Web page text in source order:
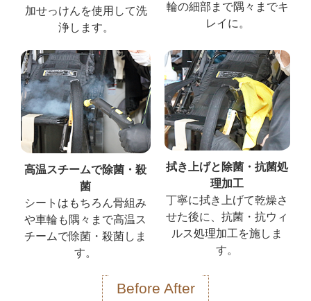
加せっけんを使用して洗
浄します。
輪の細部まで隅々までキ
レイに。
高温スチームで除菌・殺
菌
シートはもちろん骨組み
や車輪も隅々まで高温ス
チームで除菌・殺菌しま
す。
拭き上げと除菌・抗菌処
理加工
丁寧に拭き上げて乾燥さ
せた後に、抗菌・抗ウィ
ルス処理加工を施しま
す。
Before After